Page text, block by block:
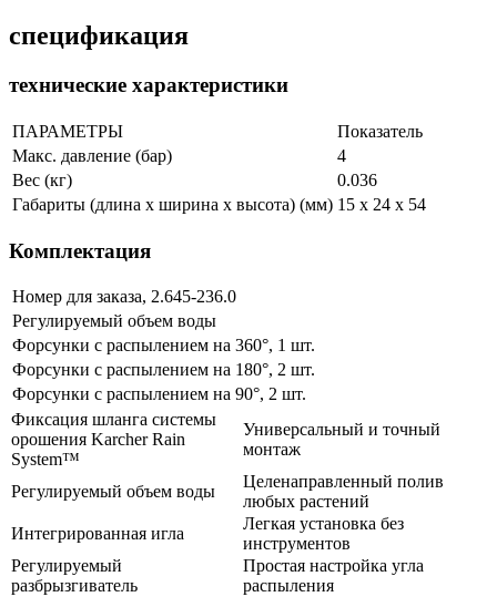
спецификация
технические характеристики
ПАРАМЕТРЫ
Показатель
Макс. давление (бар)
4
Вес (кг)
0.036
Габариты (длина х ширина х высота) (мм) 15 x 24 x 54
Комплектация
Номер для заказа, 2.645-236.0
Регулируемый объем воды
Форсунки с распылением на 360°, 1 шт.
Форсунки с распылением на 180°, 2 шт.
Форсунки с распылением на 90°, 2 шт.
Фиксация шланга системы
орошения Karcher Rain
System™
Универсальный и точный
монтаж
Регулируемый объем воды
Целенаправленный полив
любых растений
Интегрированная игла
Легкая установка без
инструментов
Регулируемый
разбрызгиватель
Простая настройка угла
распыления